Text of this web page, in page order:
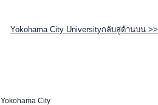
Yokohama City Universityกลับสู่ด้านบน >>
Yokohama City